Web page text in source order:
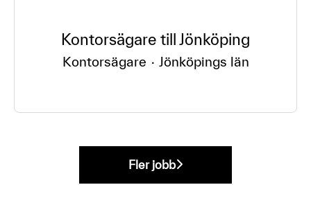
Kontorsägare till Jönköping
Kontorsägare · Jönköpings län
Fler jobb